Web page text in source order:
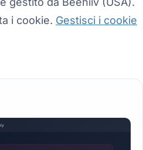
i cookie. Gestisci i cookie